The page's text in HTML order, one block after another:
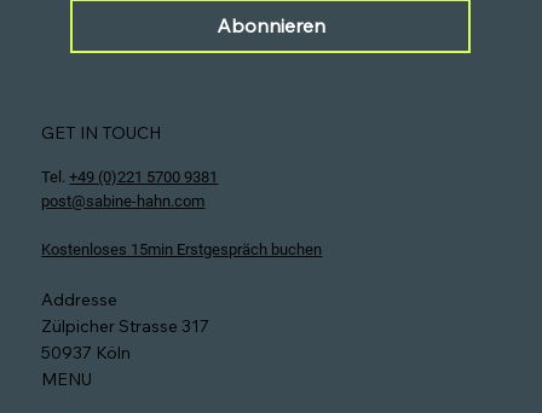
Abonnieren
GET IN TOUCH
Tel.+49 (0)221 5700 9381
post@sabine-hahn.com
Kostenloses 15min Erstgespräch buchen
Addresse
Zülpicher Strasse 317
50937 Köln
MENU